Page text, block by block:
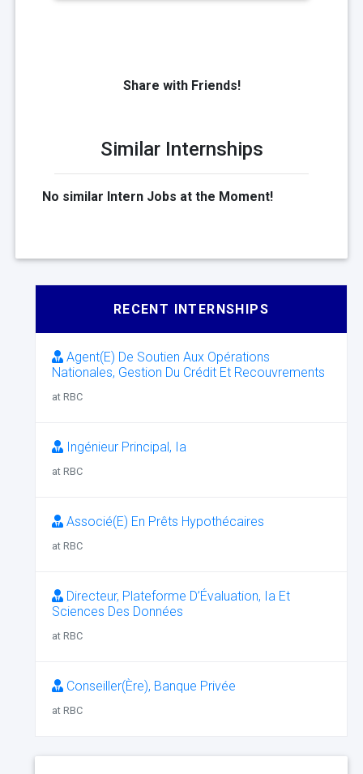
Share with Friends!
Similar Internships
No similar Intern Jobs at the Moment!
RECENT INTERNSHIPS
Agent(E) De Soutien Aux Opérations
Nationales, Gestion Du Crédit Et Recouvrements
at RBC
Ingénieur Principal, Ia
at RBC
Associé(E) En Prêts Hypothécaires
at RBC
Directeur, Plateforme D’Évaluation, Ia Et
Sciences Des Données
at RBC
Conseiller(Ère), Banque Privée
at RBC